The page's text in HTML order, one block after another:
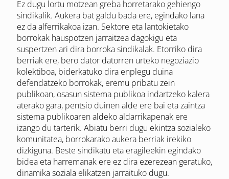
Ez dugu lortu motzean greba horretarako gehiengo
sindikalik. Aukera bat galdu bada ere, egindako lana
ez da alferrikakoa izan. Sektore eta lantokietako
borrokak hauspotzen jarraitzea dagokigu eta
suspertzen ari dira borroka sindikalak. Etorriko dira
berriak ere, bero dator datorren urteko negoziazio
kolektiboa, biderkatuko dira enplegu duina
defendatzeko borrokak, eremu pribatu zein
publikoan, osasun sistema publikoa indartzeko kalera
aterako gara, pentsio duinen alde ere bai eta zaintza
sistema publikoaren aldeko aldarrikapenak ere
izango du tarterik. Abiatu berri dugu ekintza sozialeko
komunitatea, borrokarako aukera berriak irekiko
dizkiguna. Beste sindikatu eta eragileekin egindako
bidea eta harremanak ere ez dira ezerezean geratuko,
dinamika soziala elikatzen jarraituko dugu.